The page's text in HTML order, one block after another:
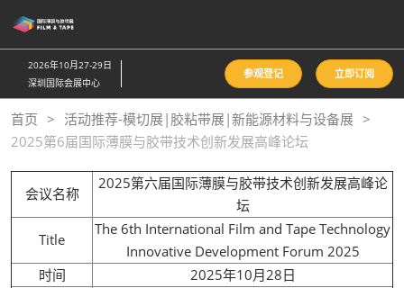
接
跳
至
内
容
2026年10月27-29日
深圳国际会展中心
参观登记 立即订阅
首页
活动推荐-模切展|胶粘带展|新能源材料与设备展
2025第6届国际薄膜与胶带技术创新发展高峰论坛
会议名称
2025第六届国际薄膜与胶带技术创新发展高峰论
坛
Title
The 6th International Film and Tape Technology
Innovative Development Forum 2025
时间
2025年10月28日